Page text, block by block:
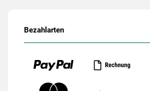
Bezahlarten